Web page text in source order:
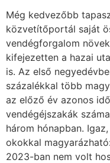
Még kedvezőbb
közvetítőportál saját
vendégforgalom
kifejezetten a hazai
is. Az első
százalékkal több
az előző év azonos
vendégéjszakák
három hónapban.
okokkal
2023-ban nem volt